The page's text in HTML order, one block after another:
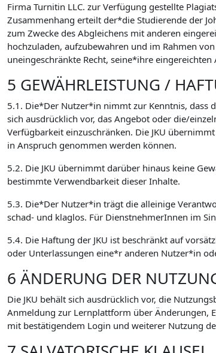
Firma Turnitin LLC. zur Verfügung gestellte
Zusammenhang erteilt der*die Studierende der
zum Zwecke des Abgleichens mit anderen
hochzuladen, aufzubewahren und im Rahmen
uneingeschränkte Recht, seine*ihre
5 GEWÄHRLEISTUNG /
5.1. Die*Der Nutzer*in nimmt zur Kenntnis, dass
sich ausdrücklich vor, das Angebot oder die/
Verfügbarkeit einzuschränken. Die JKU
in Anspruch genommen werden können.
5.2. Die JKU übernimmt darüber hinaus keine
bestimmte Verwendbarkeit dieser Inhalte.
5.3. Die*Der Nutzer*in trägt die alleinige
schad- und klaglos. Für DienstnehmerInnen im
5.4. Die Haftung der JKU ist beschränkt auf
oder Unterlassungen eine*r anderen Nutzer*in
6 ÄNDERUNG DER
Die JKU behält sich ausdrücklich vor, die
Anmeldung zur Lernplattform über Änderungen,
mit bestätigendem Login und weiterer Nutzung